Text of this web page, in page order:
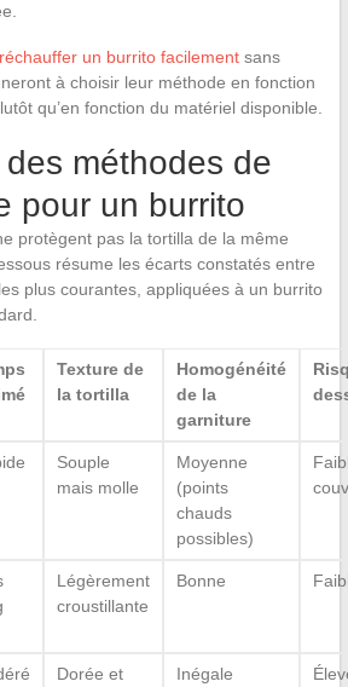
réchauffer un burrito facilementsans
à choisir leur méthode en fonction
qu’en fonction du matériel disponible.
méthodes de
pour un burrito
protègent pas la tortilla de la même
résume les écarts constatés entre
plus courantes, appliquées à un burrito
Texture de
la tortilla
Homogénéité
de la
garniture
Souple
mais molle
Moyenne
(points
chauds
possibles)
Légèrement
croustillante
Bonne
Dorée et
Inégale